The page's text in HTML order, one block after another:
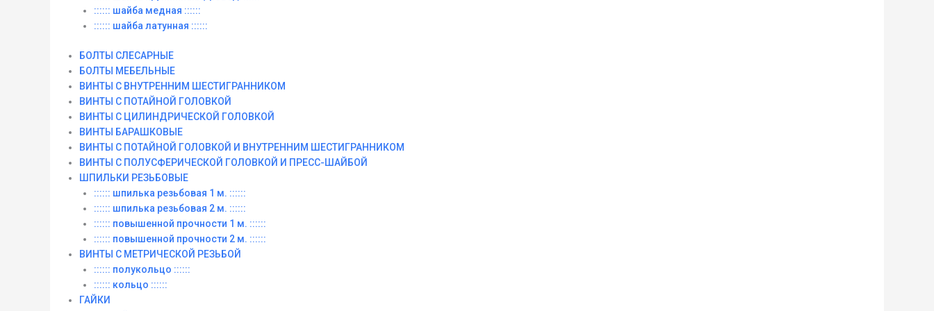
:::::: шайба медная ::::::
:::::: шайба латунная ::::::
БОЛТЫ СЛЕСАРНЫЕ
БОЛТЫ МЕБЕЛЬНЫЕ
ВИНТЫ С ВНУТРЕННИМ ШЕСТИГРАННИКОМ
ВИНТЫ С ПОТАЙНОЙ ГОЛОВКОЙ
ВИНТЫ С ЦИЛИНДРИЧЕСКОЙ ГОЛОВКОЙ
ВИНТЫ БАРАШКОВЫЕ
ВИНТЫ С ПОТАЙНОЙ ГОЛОВКОЙ И ВНУТРЕННИМ ШЕСТИГРАННИКОМ
ВИНТЫ С ПОЛУСФЕРИЧЕСКОЙ ГОЛОВКОЙ И ПРЕСС-ШАЙБОЙ
ШПИЛЬКИ РЕЗЬБОВЫЕ
:::::: шпилька резьбовая 1 м. ::::::
:::::: шпилька резьбовая 2 м. ::::::
:::::: повышенной прочности 1 м. ::::::
:::::: повышенной прочности 2 м. ::::::
ВИНТЫ C МЕТРИЧЕСКОЙ РЕЗЬБОЙ
:::::: полукольцо ::::::
:::::: кольцо ::::::
ГАЙКИ